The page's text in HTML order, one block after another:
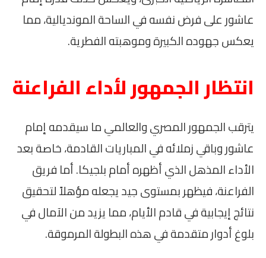
عاشور على فرض نفسه في الساحة المونديالية، مما
يعكس جهوده الكبيرة وموهبته الفطرية.
انتظار الجمهور لأداء الفراعنة
يترقب الجمهور المصري والعالمي ما سيقدمه إمام
عاشور وباقي زملائه في المباريات القادمة، خاصة بعد
الأداء المذهل الذي أظهره أمام بلجيكا. أما فريق
الفراعنة، فيظهر بمستوى جيد يجعله مؤهلاً لتحقيق
نتائج إيجابية في قادم الأيام، مما يزيد من الآمال في
بلوغ أدوار متقدمة في هذه البطولة المرموقة.